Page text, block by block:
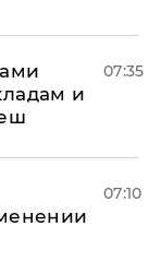
и
07:35
07:10